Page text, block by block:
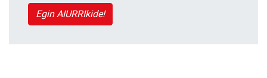
Egin AIURRIkide!